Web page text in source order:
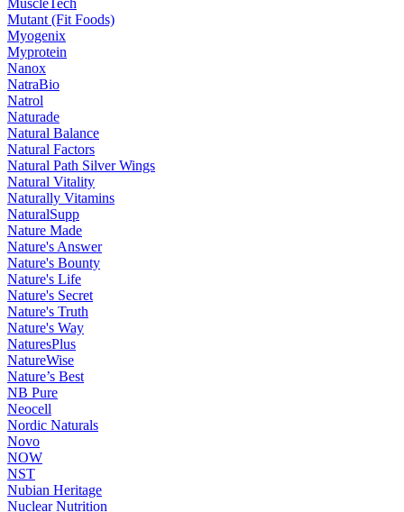
Mutant (Fit Foods)
Myogenix
Myprotein
Nanox
NatraBio
Natrol
Naturade
Natural Balance
Natural Factors
Natural Path Silver Wings
Natural Vitality
Naturally Vitamins
NaturalSupp
Nature Made
Nature's Answer
Nature's Bounty
Nature's Life
Nature's Secret
Nature's Truth
Nature's Way
NaturesPlus
NatureWise
Nature’s Best
NB Pure
Neocell
Nordic Naturals
Novo
NOW
NST
Nubian Heritage
Nuclear Nutrition